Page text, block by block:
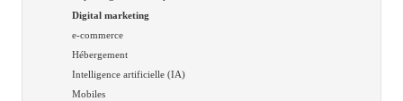
Digital marketing
e-commerce
Hébergement
Intelligence artificielle (IA)
Mobiles